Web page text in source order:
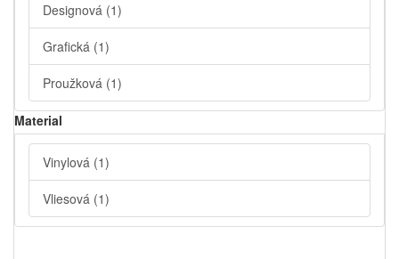
Designová (1)
Grafická (1)
Proužková (1)
Material
Vinylová (1)
Vliesová (1)